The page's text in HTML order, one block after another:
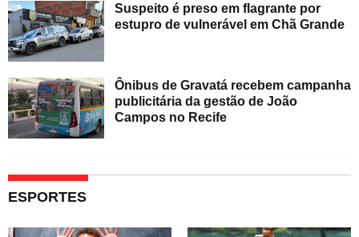
Suspeito é preso em flagrante por
estupro de vulnerável em Chã Grande
Ônibus de Gravatá recebem campanha
publicitária da gestão de João
Campos no Recife
ESPORTES